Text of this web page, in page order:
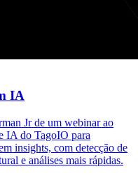
IA
Jr de um webinar ao
IA do TagoIO para
insights, com detecção de
e análises mais rápidas.